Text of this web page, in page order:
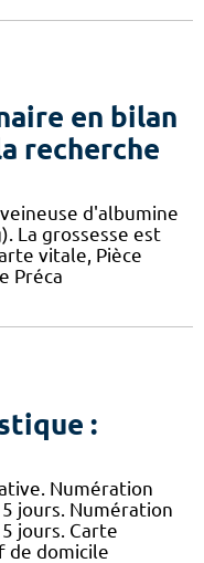
en bilan
recherche
d'albumine
La grossesse est
vitale, Pièce
Préca
:
Numération
jours. Numération
jours. Carte
de domicile